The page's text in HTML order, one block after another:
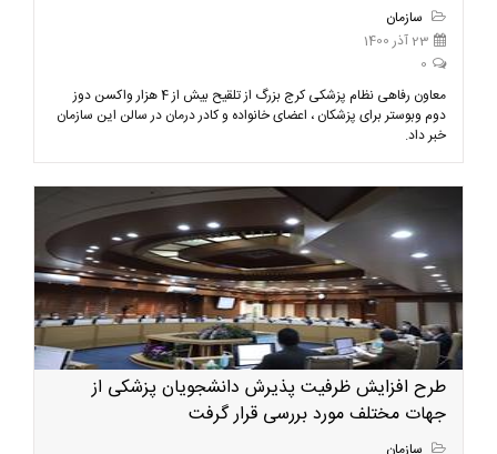
سازمان
23 آذر 1400
0
معاون رفاهی نظام پزشكی كرج بزرگ از تلقیح بيش از 4 هزار واکسن دوز
دوم وبوستر برای پزشكان ، اعضای خانواده و كادر درمان در سالن این سازمان
خبر داد.
طرح افزایش ظرفیت پذیرش دانشجویان پزشکی از
جهات مختلف مورد بررسی قرار گرفت